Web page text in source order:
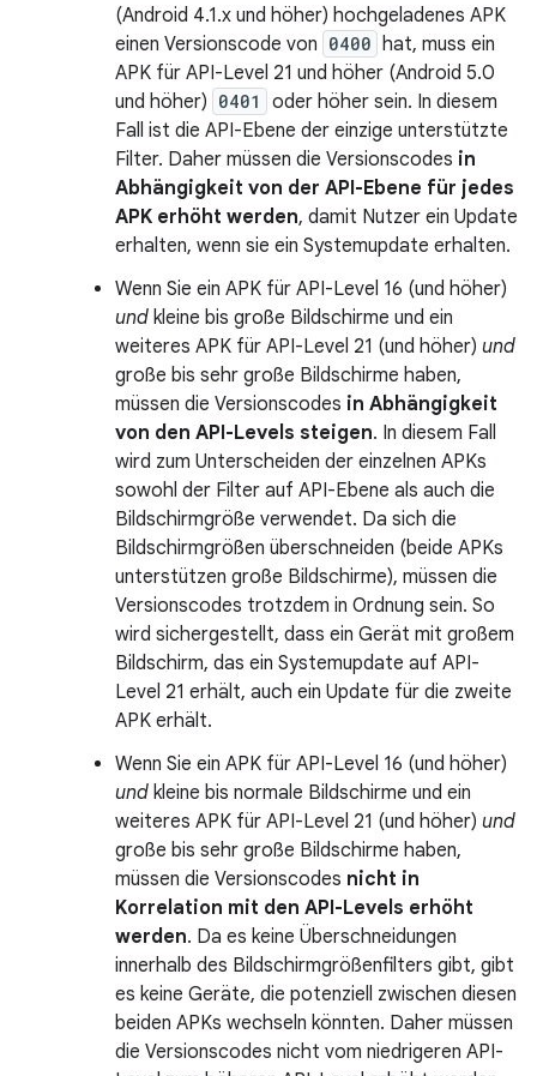
(Android 4.1.x und höher) hochgeladenes APK
einen Versionscode von 0400 hat, muss ein
APK für API-Level 21 und höher (Android 5.0
und höher) 0401
oder höher sein. In diesem
Fall ist die API-Ebene der einzige unterstützte
Filter. Daher müssen die Versionscodes in
Abhängigkeit von der API-Ebene für jedes
APK erhöht werden, damit Nutzer ein Update
erhalten, wenn sie ein Systemupdate erhalten.
Wenn Sie ein APK für API-Level 16 (und höher)
und kleine bis große Bildschirme und ein
weiteres APK für API-Level 21 (und höher) und
große bis sehr große Bildschirme haben,
müssen die Versionscodes in Abhängigkeit
von den API-Levels steigen. In diesem Fall
wird zum Unterscheiden der einzelnen APKs
sowohl der Filter auf API-Ebene als auch die
Bildschirmgröße verwendet. Da sich die
Bildschirmgrößen überschneiden (beide APKs
unterstützen große Bildschirme), müssen die
Versionscodes trotzdem in Ordnung sein. So
wird sichergestellt, dass ein Gerät mit großem
Bildschirm, das ein Systemupdate auf API-
Level 21 erhält, auch ein Update für die zweite
APK erhält.
Wenn Sie ein APK für API-Level 16 (und höher)
und kleine bis normale Bildschirme und ein
weiteres APK für API-Level 21 (und höher) und
große bis sehr große Bildschirme haben,
müssen die Versionscodes nicht in
Korrelation mit den API-Levels erhöht
werden. Da es keine Überschneidungen
innerhalb des Bildschirmgrößenfilters gibt, gibt
es keine Geräte, die potenziell zwischen diesen
beiden APKs wechseln könnten. Daher müssen
die Versionscodes nicht vom niedrigeren API-